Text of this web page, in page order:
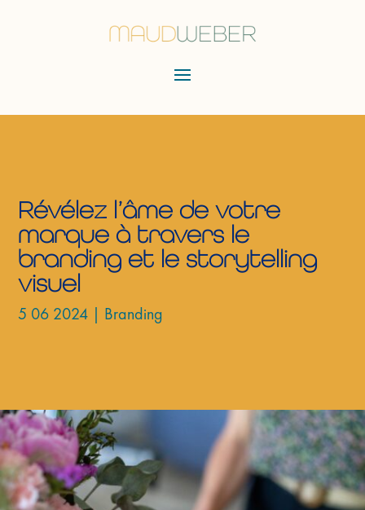
Révélez l’âme de votre
marque à travers le
branding et le storytelling
visuel
5 06 2024 Branding